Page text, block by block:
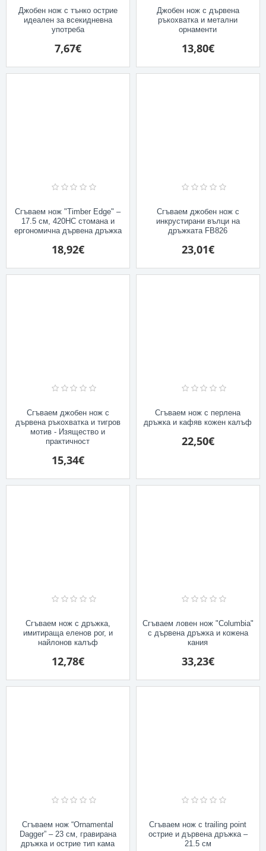
Джобен нож с тънко острие
идеален за всекидневна
употреба
7,67€
Джобен нож с дървена
ръкохватка и метални
орнаменти
13,80€
Сгъваем нож "Timber Edge" –
17.5 см, 420HC стомана и
ергономична дървена дръжка
18,92€
Сгъваем джобен нож с
инкрустирани вълци на
дръжката FB826
23,01€
Сгъваем джобен нож с
дървена ръкохватка и тигров
мотив - Изящество и
практичност
15,34€
Сгъваем нож с перлена
дръжка и кафяв кожен калъф
22,50€
Сгъваем нож с дръжка,
имитираща еленов рог, и
найлонов калъф
12,78€
Сгъваем ловен нож "Columbia"
с дървена дръжка и кожена
кания
33,23€
Сгъваем нож “Ornamental
Dagger” – 23 см, гравирана
дръжка и острие тип кама
Сгъваем нож с trailing point
острие и дървена дръжка –
21.5 см